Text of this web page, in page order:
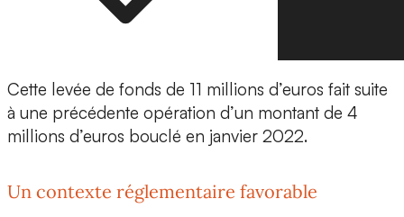
Cette levée de fonds de 11 millions d’euros fait suite
à une précédente opération d’un montant de 4
millions d’euros bouclé en janvier 2022.
Un contexte réglementaire favorable